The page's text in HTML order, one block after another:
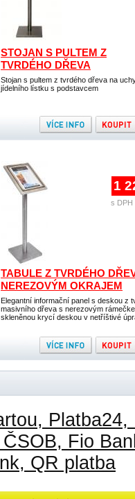
STOJAN S PULTEM Z
TVRDÉHO DŘEVA
Stojan s pultem z tvrdého dřeva na
jídelního lístku s podstavcem
TABULE Z TVRDÉHO
NEREZOVÝM OKRAJEM
Elegantní informační panel s deskou z
masivního dřeva s nerezovým
skleněnou krycí deskou v netříštivé
1
s DPH